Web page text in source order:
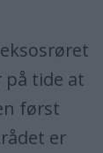
på tide at
først
er